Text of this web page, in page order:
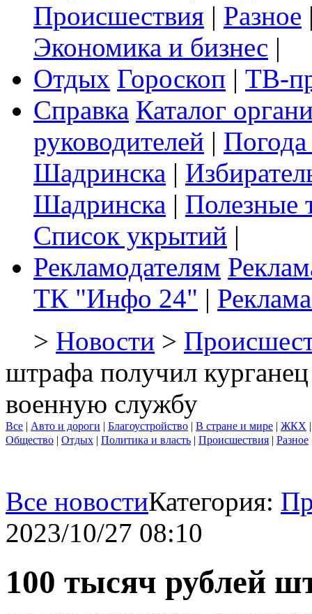
Происшествия | Разное
Экономика и бизнес |
Отдых Гороскоп | ТВ-
Справка Каталог
руководителей |
Шадринска |
Шадринска | Полезные
Список укрытий |
Рекламодателям
ТК "Инфо 24" |
> Новости >
штрафа получил
военную службу
Все | Авто и дороги | Благоустройство | В стране и мире | ЖКХ
Общество | Отдых | Политика и власть | Происшествия | Разное
Все новостиКатегория:
2023/10/27 08:10
100 тысяч рублей